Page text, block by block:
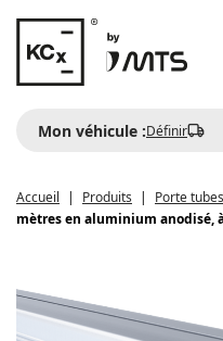
Mon véhicule :Définir
Accueil Produits Porte tubes
mètres en aluminium anodisé,